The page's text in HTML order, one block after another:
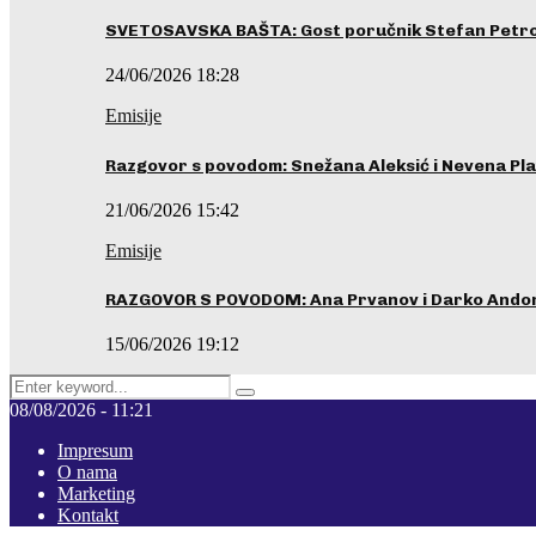
SVETOSAVSKA BAŠTA: Gost poručnik Stefan
24/06/2026 18:28
Emisije
Razgovor s povodom: Snežana Aleksić i Nevena
21/06/2026 15:42
Emisije
RAZGOVOR S POVODOM: Ana Prvanov i Darko
15/06/2026 19:12
Search
for:
Pretraga
08/08/2026 - 11:21
Impresum
O nama
Marketing
Kontakt